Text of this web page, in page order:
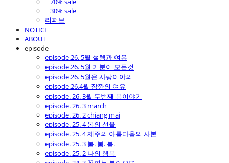
~ 30% sale
리퍼브
NOTICE
ABOUT
episode
episode.26. 5월 설렘과 여유
episode.26. 5월 기분이 모든것
episode.26. 5월은 사랑이야의
episode.26.4월 잠깐의 여유
episode. 26. 3월 두번째 봄이야기
episode. 26. 3 march
episode. 26. 2 chiang mai
episode. 25. 4 봄의 선율
episode. 25. 4 제주의 아름다움의 사본
episode. 25. 3 봄. 봄. 봄.
episode. 25. 2 나의 행복